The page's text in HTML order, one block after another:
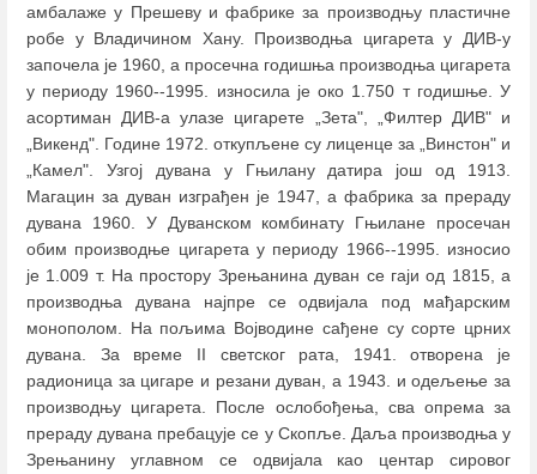
амбалаже у Прешеву и фабрике за производњу пластичне
робе у Владичином Хану. Производња цигарета у ДИВ-у
започела је 1960, а просечна годишња производња цигарета
у периоду 1960--1995. износила је око 1.750 т годишње. У
асортиман ДИВ-а улазе цигарете „Зета", „Филтер ДИВ" и
„Викенд". Године 1972. откупљене су лиценце за „Винстон" и
„Камел". Узгој дувана у Гњилану датира још од 1913.
Магацин за дуван изграђен је 1947, а фабрика за прераду
дувана 1960. У Дуванском комбинату Гњилане просечан
обим производње цигарета у периоду 1966--1995. износио
је 1.009 т. На простору Зрењанина дуван се гаји од 1815, а
производња дувана најпре се одвијала под мађарским
монополом. На пољима Војводине сађене су сорте црних
дувана. За време II светског рата, 1941. отворена је
радионица за цигаре и резани дуван, а 1943. и одељење за
производњу цигарета. После ослобођења, сва опрема за
прераду дувана пребацује се у Скопље. Даља производња у
Зрењанину углавном се одвијала као центар сировог